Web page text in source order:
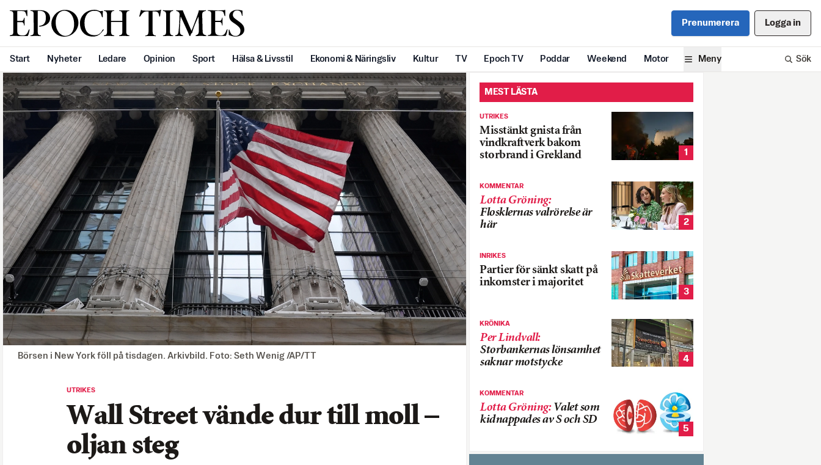
Svenska Epoch Times Prenumerera Logga in
Start Nyheter Ledare Opinion Sport Hälsa & Livsstil Ekonomi & Näringsliv Kultur TV Epoch TV Poddar Weekend Motor Meny Sök
Börsen i New York föll på tisdagen. Arkivbild. Foto: Seth Wenig /AP/TT
UTRIKES
Wall Street vände dur till moll –
oljan steg
MEST LÄSTA
UTRIKES
Misstänkt gnista från
vindkraftverk bakom
storbrand i Grekland
1
KOMMENTAR
Lotta Gröning:
Flosklernas valrörelse är
här
2
INRIKES
Partier för sänkt skatt på
inkomster i majoritet
3
KRÖNIKA
Per Lindvall:
Storbankernas lönsamhet
saknar motstycke
4
KOMMENTAR
Lotta Gröning: Valet som
kidnappades av S och SD
5